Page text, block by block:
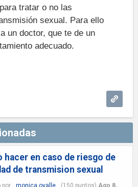
tratar o no las
sexual. Para ello
un doctor, que te de un
adecuado.
hacer en caso de riesgo de
de transmision sexual
por monica ovalle (150 puntos) Ago 8,